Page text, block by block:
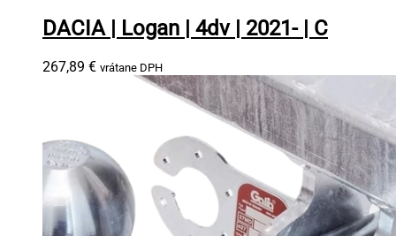
DACIA | Logan | 4dv | 2021- | C
267,89 € vrátane DPH